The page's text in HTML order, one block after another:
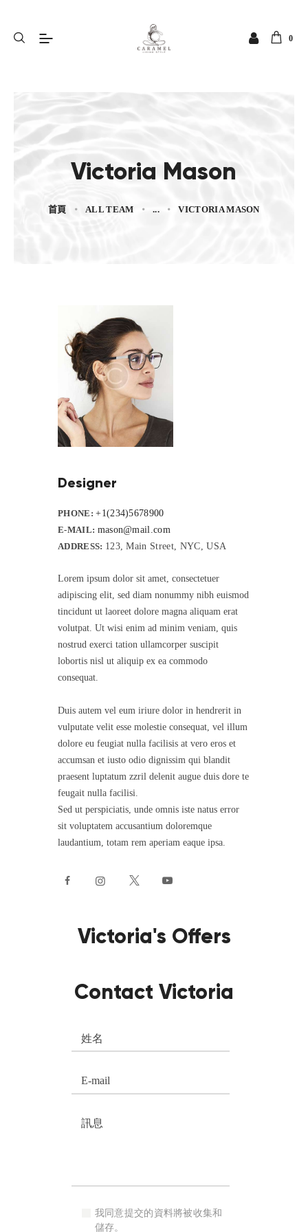
0
Victoria Mason
首頁 ALL TEAM ... VICTORIA MASON
Designer
E-MAIL: mason@mail.com
PHONE:+1(234)5678900
ADDRESS: 123, Main Street, NYC, USA
Lorem ipsum dolor sit amet, consectetuer
adipiscing elit, sed diam nonummy nibh euismod
tincidunt ut laoreet dolore magna aliquam erat
volutpat. Ut wisi enim ad minim veniam, quis
nostrud exerci tation ullamcorper suscipit
lobortis nisl ut aliquip ex ea commodo
consequat.
Duis autem vel eum iriure dolor in hendrerit in
vulputate velit esse molestie consequat, vel illum
dolore eu feugiat nulla facilisis at vero eros et
accumsan et iusto odio dignissim qui blandit
praesent luptatum zzril delenit augue duis dore te
feugait nulla facilisi.
Sed ut perspiciatis, unde omnis iste natus error
sit voluptatem accusantium doloremque
laudantium, totam rem aperiam eaque ipsa.
Victoria's Offers
Contact Victoria
我同意提交的資料將被收集和
儲存。